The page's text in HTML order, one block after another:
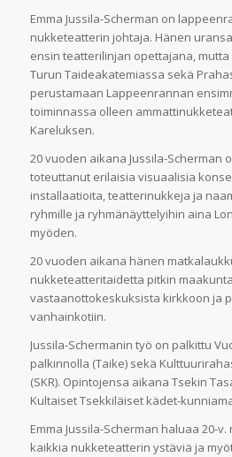
Emma Jussila-Scherman on
nukketeatterin johtaja. Hänen
ensin teatterilinjan opettajana,
Turun Taideakatemiassa sekä
perustamaan Lappeenrannan
toiminnassa olleen
Kareluksen.
20 vuoden aikana Jussila-Scherman
toteuttanut erilaisia visuaalisia
installaatioita, teatterinukkeja ja
ryhmille ja ryhmänäyttelyihin aina
myöden.
20 vuoden aikana hänen
nukketeatteritaidetta pitkin
vastaanottokeskuksista kirkkoon ja
vanhainkotiin.
Jussila-Schermanin työ on palkittu
palkinnolla (Taike) sekä
(SKR). Opintojensa aikana Tsekin
Kultaiset Tsekkiläiset kädet-
Emma Jussila-Scherman haluaa 20-
kaikkia nukketeatterin ystäviä ja